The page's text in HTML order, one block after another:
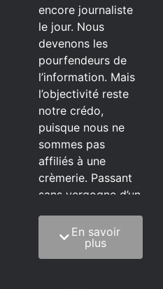
encore journaliste
le jour. Nous
devenons les
pourfendeurs de
l’information. Mais
l’objectivité reste
notre crédo,
puisque nous ne
sommes pas
affiliés à une
crèmerie. Passant
sans vergogne d’un
C’est quoi notre
méthode?
En savoir
plus